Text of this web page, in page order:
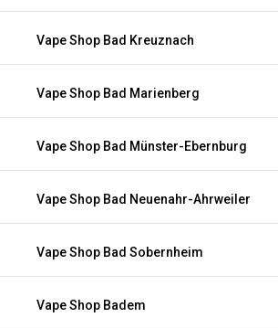
Vape Shop Bad Kreuznach
Vape Shop Bad Marienberg
Vape Shop Bad Münster-Ebernburg
Vape Shop Bad Neuenahr-Ahrweiler
Vape Shop Bad Sobernheim
Vape Shop Badem